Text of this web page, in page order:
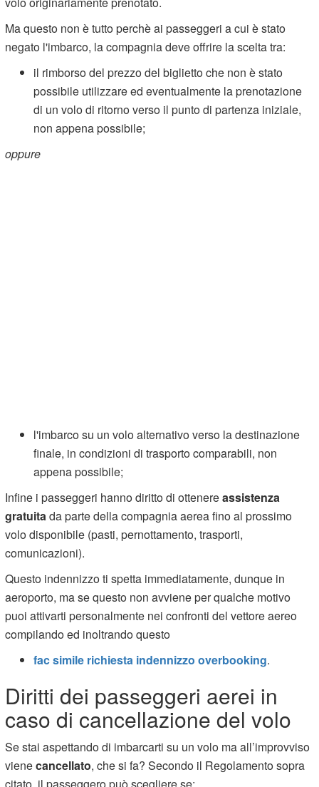
Ma questo non è tutto perchè ai passeggeri a cui è stato
negato l'imbarco, la compagnia deve offrire la scelta tra:
il rimborso del prezzo del biglietto che non è stato
possibile utilizzare ed eventualmente la prenotazione
di un volo di ritorno verso il punto di partenza iniziale,
non appena possibile;
oppure
l'imbarco su un volo alternativo verso la destinazione
finale, in condizioni di trasporto comparabili, non
appena possibile;
Infine i passeggeri hanno diritto di ottenereassistenza
gratuita da parte della compagnia aerea fino al prossimo
volo disponibile (pasti, pernottamento, trasporti,
comunicazioni).
Questo indennizzo ti spetta immediatamente, dunque in
aeroporto, ma se questo non avviene per qualche motivo
puoi attivarti personalmente nei confronti del vettore aereo
compilando ed inoltrando questo
fac simile richiesta indennizzo overbooking.
Diritti dei passeggeri aerei in
caso di cancellazione del volo
Se stai aspettando di imbarcarti su un volo ma all’improvviso
vienecancellato, che si fa? Secondo il Regolamento sopra
citato, il passeggero può scegliere se: